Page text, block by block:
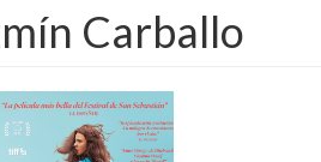
Carballo